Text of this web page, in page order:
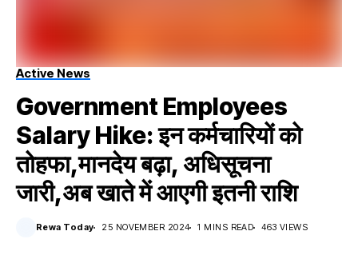
Active News
Government Employees
Salary Hike: इन कर्मचारियों को
तोहफा,मानदेय बढ़ा, अधिसूचना
जारी,अब खाते में आएगी इतनी राशि
Rewa Today 25 NOVEMBER 2024 1 MINS READ 463 VIEWS